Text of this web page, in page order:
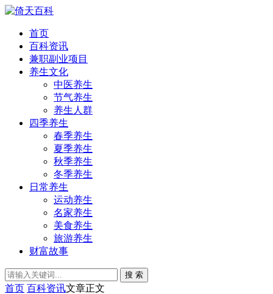
首页
百科资讯
兼职副业项目
养生文化
中医养生
节气养生
养生人群
四季养生
春季养生
夏季养生
秋季养生
冬季养生
日常养生
运动养生
名家养生
美食养生
旅游养生
财富故事
搜 索
首页 百科资讯文章正文